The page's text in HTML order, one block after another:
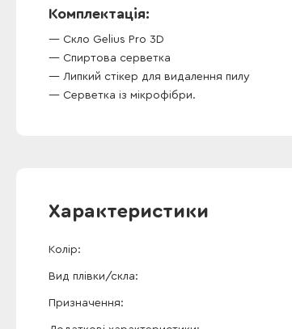
Комплектація:
Скло Gelius Pro 3D
Спиртова серветка
Липкий стікер для видалення пилу
Серветка із мікрофібри.
Характеристики
Колір
Вид плівки/скла
Призначення